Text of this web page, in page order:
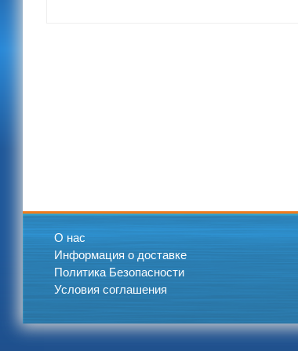
О нас
Информация о доставке
Политика Безопасности
Условия соглашения